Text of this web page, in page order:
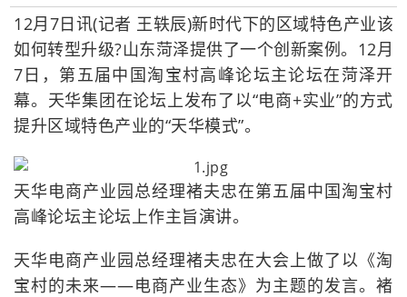
12月7日讯(记者 王轶辰)新时代下的区域特色产业该
如何转型升级?山东菏泽提供了一个创新案例。12月
7日，第五届中国淘宝村高峰论坛主论坛在菏泽开
幕。天华集团在论坛上发布了以“电商+实业”的方式
提升区域特色产业的“天华模式”。
天华电商产业园总经理褚夫忠在第五届中国淘宝村
高峰论坛主论坛上作主旨演讲。
天华电商产业园总经理褚夫忠在大会上做了以《淘
宝村的未来——电商产业生态》为主题的发言。褚